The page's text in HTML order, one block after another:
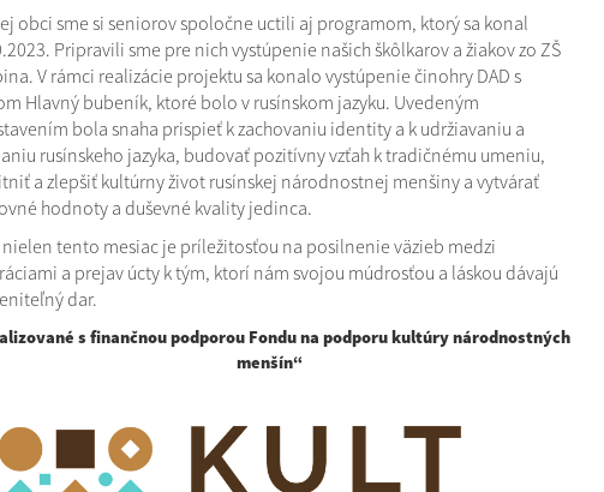
obci sme si seniorov spoločne uctili aj programom, ktorý sa konal
Pripravili sme pre nich vystúpenie našich škôlkarov a žiakov zo ZŠ
V rámci realizácie projektu sa konalo vystúpenie činohry DAD s
Hlavný bubeník, ktoré bolo v rusínskom jazyku. Uvedeným
bola snaha prispieť k zachovaniu identity a k udržiavaniu a
rusínskeho jazyka, budovať pozitívny vzťah k tradičnému umeniu,
a zlepšiť kultúrny život rusínskej národnostnej menšiny a vytvárať
hodnoty a duševné kvality jedinca.
nielen tento mesiac je príležitosťou na posilnenie väzieb medzi
a prejav úcty k tým, ktorí nám svojou múdrosťou a láskou dávajú
dar.
s finančnou podporou Fondu na podporu kultúry národnostných
menšín“